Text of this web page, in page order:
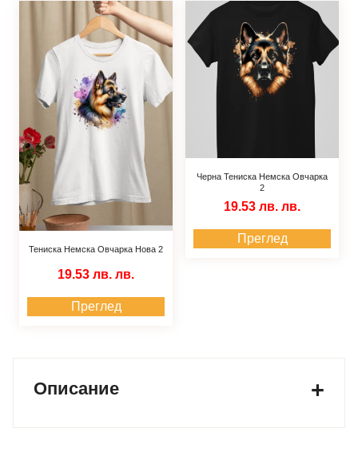
Тениска Немска Овчарка Нова 2
19.53 лв. лв.
Преглед
Черна Тениска Немска Овчарка
2
19.53 лв. лв.
Преглед
Описание